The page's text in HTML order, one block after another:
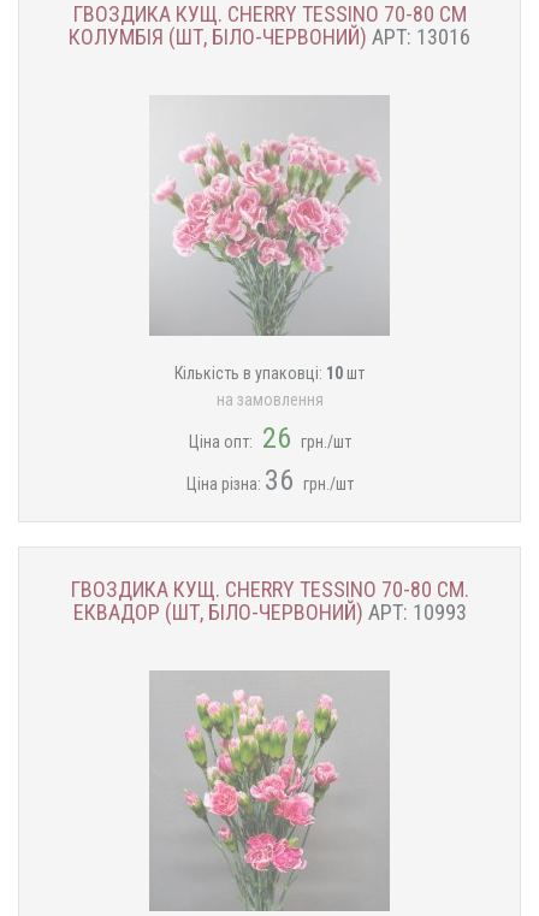
ГВОЗДИКА КУЩ. CHERRY TESSINO 70-80 СМ
КОЛУМБІЯ (ШТ, БІЛО-ЧЕРВОНИЙ) АРТ: 13016
Кількість в упаковці: 10 шт
на замовлення
Ціна опт: 26 грн./шт
Ціна різна: 36 грн./шт
ГВОЗДИКА КУЩ. CHERRY TESSINO 70-80 СМ.
ЕКВАДОР (ШТ, БІЛО-ЧЕРВОНИЙ) АРТ: 10993